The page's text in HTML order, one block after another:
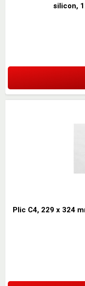
silicon,
Plic C4, 229 x 324